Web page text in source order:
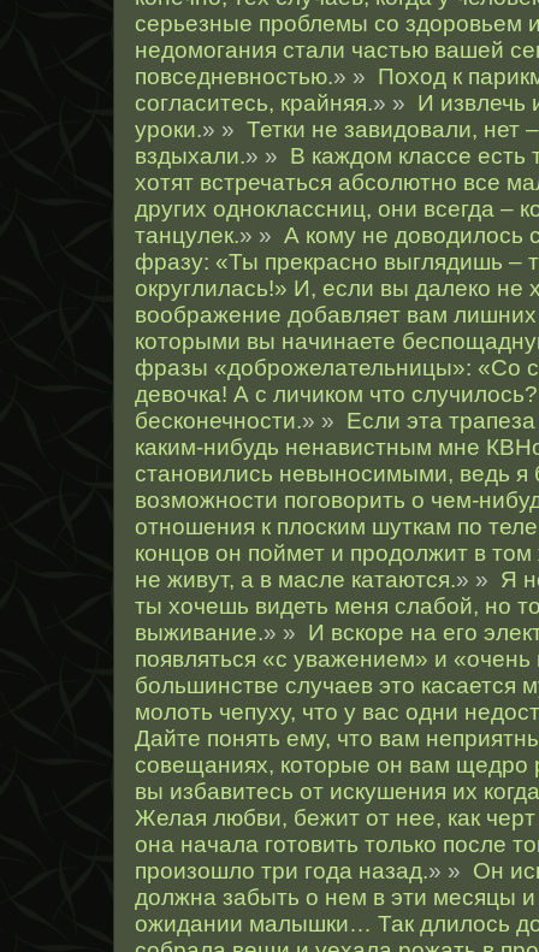
серьезные проблемы со здоровьем
недомогания стали частью вашей
повседневностью.» » Поход к
согласитесь, крайняя.» » И извлечь
уроки.» » Тетки не завидовали, нет
вздыхали.» » В каждом классе есть
хотят встречаться абсолютно все
других одноклассниц, они всегда –
танцулек.» » А кому не доводилось
фразу: «Ты прекрасно выглядишь –
округлилась!» И, если вы далеко не
воображение добавляет вам лишних
которыми вы начинаете
фразы «доброжелательницы»: «Со
девочка! А с личиком что
бесконечности.» » Если эта
каким-нибудь ненавистным мне
становились невыносимыми, ведь
возможности поговорить о чем-
отношения к плоским шуткам по
концов он поймет и продолжит в
не живут, а в масле катаются.» » Я
ты хочешь видеть меня слабой, но
выживание.» » И вскоре на его
появляться «с уважением» и «очень
большинстве случаев это касается
молоть чепуху, что у вас одни
Дайте понять ему, что вам
совещаниях, которые он вам щедро
вы избавитесь от искушения их
Желая любви, бежит от нее, как
она начала готовить только после
произошло три года назад.» » Он
должна забыть о нем в эти месяцы и
ожидании малышки… Так длилось